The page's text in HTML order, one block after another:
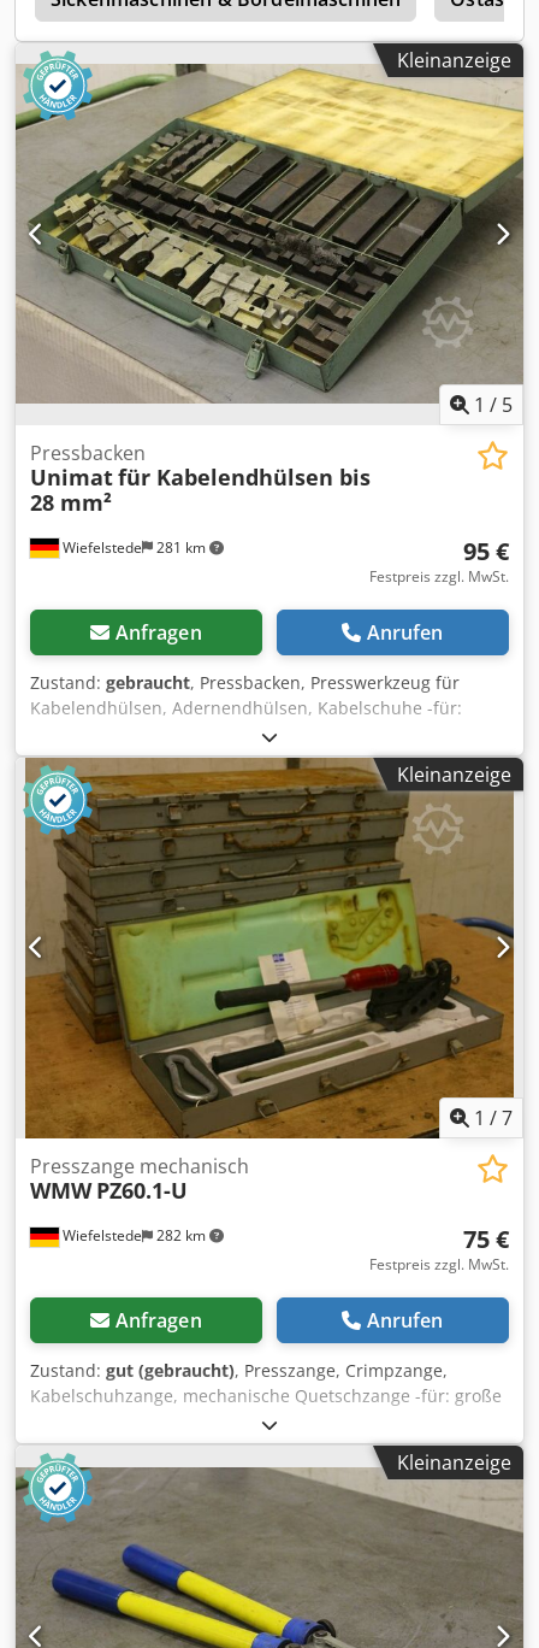
Kleinanzeige
1 / 5
Wiefelstede 281 km
Pressbacken
Unimatfür Kabelendhülsen bis
28 mm²
95 €
Festpreis zzgl. MwSt.
Anfragen Anrufen
Zustand: gebraucht, Pressbacken, Presswerkzeug für
Kabelendhülsen, Adernendhülsen, Kabelschuhe -für:
Kabelendhülsen -Größen: ca. bis 28 mm² -im: Koffer -
Abmessungen: 490/300/H70 mm -Gewicht: 22,4 kg Djdsd Ar
Utepfx Abmjck
Kleinanzeige
1 /7
Wiefelstede 282 km
Presszange mechanisch
WMW PZ60.1-U
75 €
Festpreis zzgl. MwSt.
Anfragen Anrufen
Zustand: gut (gebraucht), Presszange, Crimpzange,
Kabelschuhzange, mechanische Quetschzange -für: große
Kabelschuhe, Schläuche -bis: 60 mm² Dodpsb A Sfrjfx
Abmsck -Anzahl: 7x Handpresszanken vorhanden -Preis:
pro Stück -Abmessungen: 650/220/H45 mm -Gewicht: 8 kg
Kleinanzeige